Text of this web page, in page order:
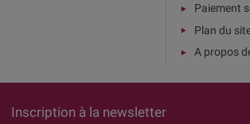
Paiement
Plan du
A propos
Inscription à la newsletter